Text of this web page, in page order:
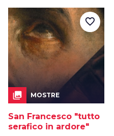
collections MOSTRE
San Francesco "tutto
serafico in ardore"
favorite_border